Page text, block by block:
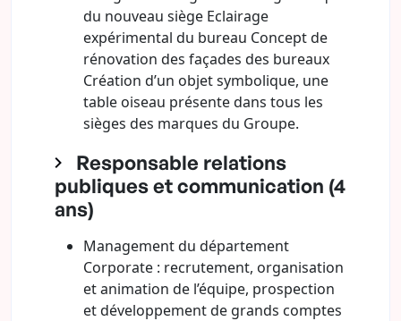
du nouveau siège Eclairage
expérimental du bureau Concept de
rénovation des façades des bureaux
Création d’un objet symbolique, une
table oiseau présente dans tous les
sièges des marques du Groupe.
Responsable relations
publiques et communication (4
ans)
Management du département
Corporate : recrutement, organisation
et animation de l’équipe, prospection
et développement de grands comptes